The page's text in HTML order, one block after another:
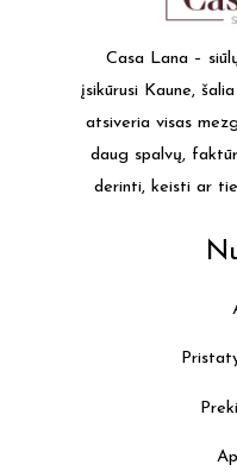
Casa Lana –
įsikūrusi Kaune,
atsiveria visas
daug spalvų,
derinti, keisti ar